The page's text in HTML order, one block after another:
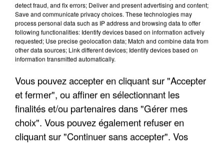
UN SECOND CADRE DE LA DZ MAFIA
detect fraud, and fix errors; Deliver and present advertising and content;
Save and communicate privacy choices. These technologies may
process personal data such as IP address and browsing data to offer
following functionalities: Identify devices based on information actively
requested; Use precise geolocation data; Match and combine data from
other data sources; Link different devices; Identify devices based on
information transmitted automatically.
Vous pouvez accepter en cliquant sur "Accepter
et fermer", ou affiner en sélectionnant les
finalités et/ou partenaires dans "Gérer mes
choix". Vous pouvez également refuser en
cliquant sur "Continuer sans accepter". Vos